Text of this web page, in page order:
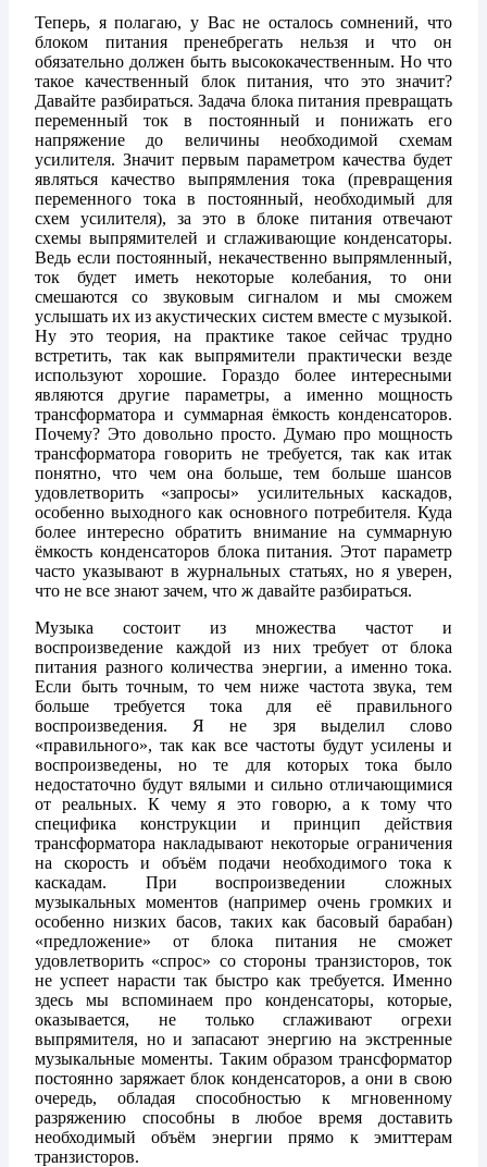
Теперь, я полагаю, у Вас не осталось сомнений, что
блоком питания пренебрегать нельзя и что он
обязательно должен быть высококачественным. Но что
такое качественный блок питания, что это значит?
Давайте разбираться. Задача блока питания превращать
переменный ток в постоянный и понижать его
напряжение до величины необходимой схемам
усилителя. Значит первым параметром качества будет
являться качество выпрямления тока (превращения
переменного тока в постоянный, необходимый для
схем усилителя), за это в блоке питания отвечают
схемы выпрямителей и сглаживающие конденсаторы.
Ведь если постоянный, некачественно выпрямленный,
ток будет иметь некоторые колебания, то они
смешаются со звуковым сигналом и мы сможем
услышать их из акустических систем вместе с музыкой.
Ну это теория, на практике такое сейчас трудно
встретить, так как выпрямители практически везде
используют хорошие. Гораздо более интересными
являются другие параметры, а именно мощность
трансформатора и суммарная ёмкость конденсаторов.
Почему? Это довольно просто. Думаю про мощность
трансформатора говорить не требуется, так как итак
понятно, что чем она больше, тем больше шансов
удовлетворить «запросы» усилительных каскадов,
особенно выходного как основного потребителя. Куда
более интересно обратить внимание на суммарную
ёмкость конденсаторов блока питания. Этот параметр
часто указывают в журнальных статьях, но я уверен,
что не все знают зачем, что ж давайте разбираться.
Музыка состоит из множества частот и
воспроизведение каждой из них требует от блока
питания разного количества энергии, а именно тока.
Если быть точным, то чем ниже частота звука, тем
больше требуется тока для её правильного
воспроизведения. Я не зря выделил слово
«правильного», так как все частоты будут усилены и
воспроизведены, но те для которых тока было
недостаточно будут вялыми и сильно отличающимися
от реальных. К чему я это говорю, а к тому что
специфика конструкции и принцип действия
трансформатора накладывают некоторые ограничения
на скорость и объём подачи необходимого тока к
каскадам. При воспроизведении сложных
музыкальных моментов (например очень громких и
особенно низких басов, таких как басовый барабан)
«предложение» от блока питания не сможет
удовлетворить «спрос» со стороны транзисторов, ток
не успеет нарасти так быстро как требуется. Именно
здесь мы вспоминаем про конденсаторы, которые,
оказывается, не только сглаживают огрехи
выпрямителя, но и запасают энергию на экстренные
музыкальные моменты. Таким образом трансформатор
постоянно заряжает блок конденсаторов, а они в свою
очередь, обладая способностью к мгновенному
разряжению способны в любое время доставить
необходимый объём энергии прямо к эмиттерам
транзисторов.